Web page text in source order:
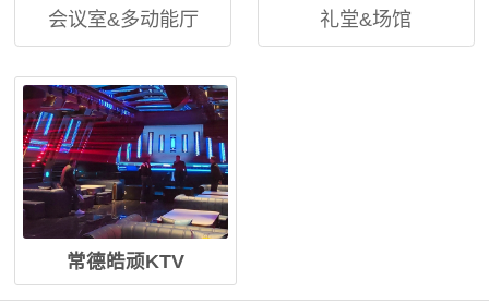
会议室&多动能厅 礼堂&场馆
常德皓顽KTV